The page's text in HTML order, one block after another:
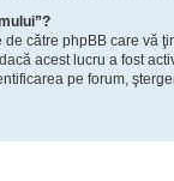
către phpBB care vă
acest lucru a fost
pe forum,